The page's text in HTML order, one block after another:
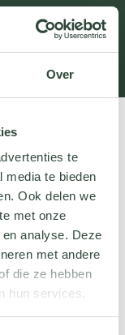
Over
te
media te bieden
Ook delen we
met onze
analyse. Deze
met andere
die ze hebben
hun services.
+31 413 274
.